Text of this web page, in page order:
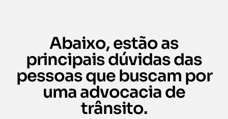
Abaixo, estão as
principais dúvidas das
pessoas que buscam por
uma advocacia de
trânsito.